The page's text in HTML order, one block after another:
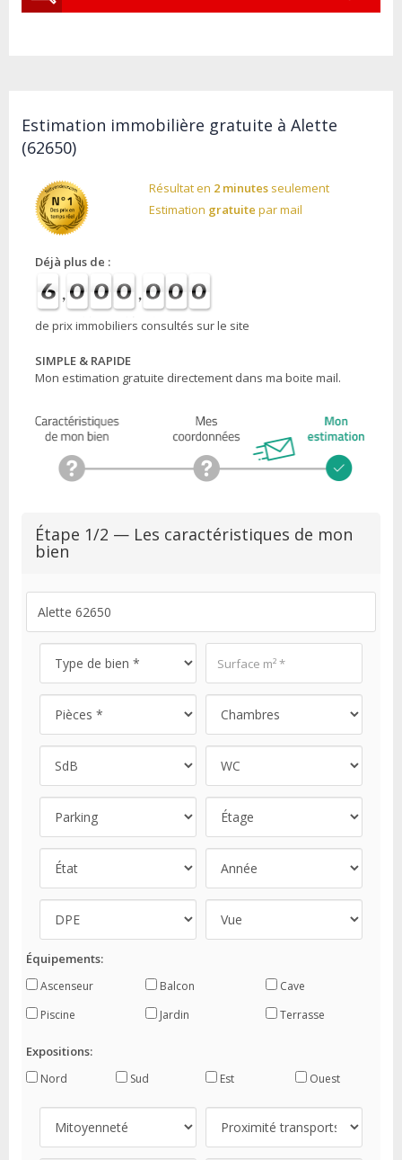
Estimation immobilière gratuite à Alette
(62650)
Résultat en 2 minutesseulement
Estimation gratuite par mail
Déjà plus de :
de prix immobiliers consultés sur le site
SIMPLE & RAPIDE
Mon estimation gratuite directement dans ma boite mail.
Étape 1/2 — Les caractéristiques de mon
bien
Équipements:
Ascenseur Balcon
Cave
Piscine
Jardin Terrasse
Expositions:
Nord Sud Est Ouest